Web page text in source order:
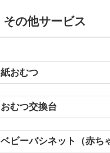
その他サービス
紙おむつ
おむつ交換台
ベビーバシネット（赤ち